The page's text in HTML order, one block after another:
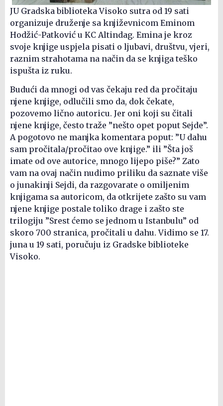
JU Gradska biblioteka Visoko sutra od 19 sati
organizuje druženje sa književnicom Eminom
Hodžić-Patković u KC Altindag. Emina je kroz
svoje knjige uspjela pisati o ljubavi, društvu, vjeri,
raznim strahotama na način da se knjiga teško
ispušta iz ruku.
Budući da mnogi od vas čekaju red da pročitaju
njene knjige, odlučili smo da, dok čekate,
pozovemo lično autoricu. Jer oni koji su čitali
njene knjige, često traže ”nešto opet poput Sejde”.
A pogotovo ne manjka komentara poput: ”U dahu
sam pročitala/pročitao ove knjige.” ili ”Šta još
imate od ove autorice, mnogo lijepo piše?” Zato
vam na ovaj način nudimo priliku da saznate više
o junakinji Sejdi, da razgovarate o omiljenim
knjigama sa autoricom, da otkrijete zašto su vam
njene knjige postale toliko drage i zašto ste
trilogiju ”Srest ćemo se jednom u Istanbulu” od
skoro 700 stranica, pročitali u dahu. Vidimo se 17.
juna u 19 sati, poručuju iz Gradske biblioteke
Visoko.